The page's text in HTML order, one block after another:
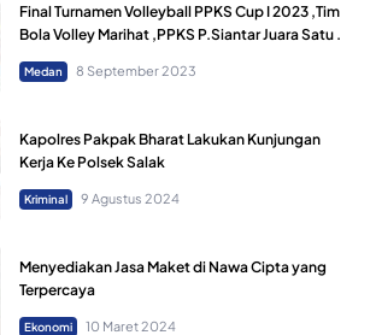
Final Turnamen Volleyball PPKS Cup I 2023 ,Tim
Bola Volley Marihat ,PPKS P.Siantar Juara Satu .
Medan 8 September 2023
Kapolres Pakpak Bharat Lakukan Kunjungan
Kerja Ke Polsek Salak
Kriminal 9 Agustus 2024
Menyediakan Jasa Maket di Nawa Cipta yang
Terpercaya
Ekonomi 10 Maret 2024